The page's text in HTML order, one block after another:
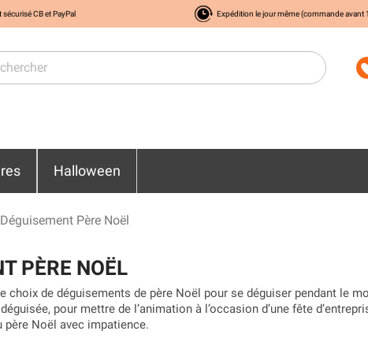
sécurisé CB et PayPal Expédition le jour même (commande avant
Halloween
Déguisement Père Noël
PÈRE NOËL
choix de déguisements de père Noël pour se déguiser pendant le
déguisée, pour mettre de l’animation à l’occasion d’une fête
père Noël avec impatience.